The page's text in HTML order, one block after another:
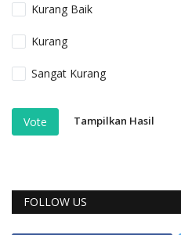
Kurang Baik
Kurang
Sangat Kurang
Vote Tampilkan Hasil
FOLLOW US